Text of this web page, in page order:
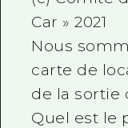
Car » 2021
Nous
carte de
de la sortie
Quel est le